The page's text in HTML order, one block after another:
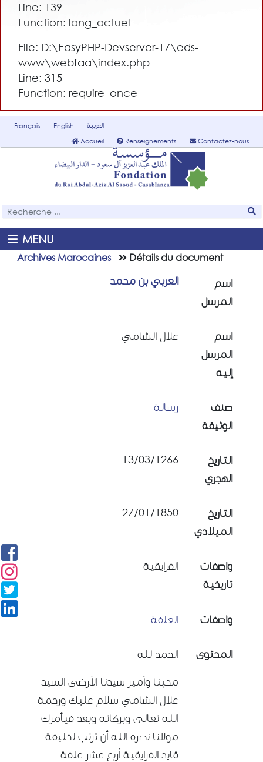
Line: 139
Function: lang_actuel
File: D:\EasyPHP-Devserver-17\eds-
www\webfaa\index.php
Line: 315
Function: require_once
Français English
العربية
Accueil
Renseignements Contactez-nous
MENU
Archives Marocaines Détails du document
العربي بن محمد
اسم
المرسل
علال الشامي
اسم
المرسل
إليه
رسالة
صنف
الوثيقة
13/03/1266
التاريخ
الهجري
27/01/1850
التاريخ
الميلادي
الفرايقية
واصفات
تاريخية
العلفة واصفات
الحمد لله
محبنا وأمير سيدنا الأرضى السيد
علال الشامي سلام عليك ورحمة
الله تعالى وبركاته وبعد فيأمرك
مولانا نصره الله أن ترتب لخليفة
قايد الفرايقية أربع عشر علفة
المحتوى